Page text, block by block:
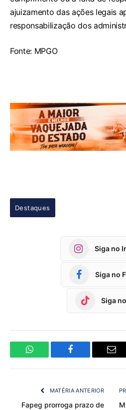
ajuizamento das ações legais
responsabilização dos
Fonte: MPGO
Destaques
Siga no
Siga no
Siga
WhatsApp Facebook
MATÉRIA ANTERIOR
Fapeg prorroga prazo de